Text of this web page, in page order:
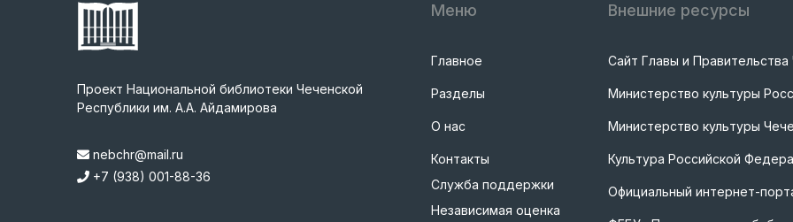
Проект Национальной библиотеки Чеченской
Республики им. А.А. Айдамирова
nebchr@mail.ru
+7 (938) 001-88-36
Меню
Главное
Разделы
О нас
Контакты
Служба поддержки
Независимая оценка
Внешние ресурсы
Сайт Главы и
Министерство культуры
Министерство культуры
Культура Российской
Официальный интернет-